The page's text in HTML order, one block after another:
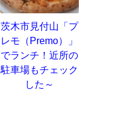
茨木市見付山「プ
レモ（Premo）」
でランチ！近所の
駐車場もチェック
した～